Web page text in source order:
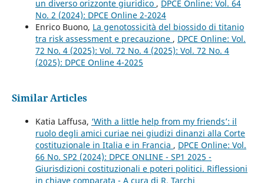
un diverso orizzonte giuridico , DPCE Online: Vol. 64
No. 2 (2024): DPCE Online 2-2024
Enrico Buono, La genotossicità del biossido di titanio
tra risk assessment e precauzione , DPCE Online: Vol.
72 No. 4 (2025): Vol. 72 No. 4 (2025): Vol. 72 No. 4
(2025): DPCE Online 4-2025
Similar Articles
Katia Laffusa, ‘With a little help from my friends’: il
ruolo degli amici curiae nei giudizi dinanzi alla Corte
costituzionale in Italia e in Francia , DPCE Online: Vol.
66 No. SP2 (2024): DPCE ONLINE - SP1 2025 -
Giurisdizioni costituzionali e poteri politici. Riflessioni
in chiave comparata - A cura di R. Tarchi